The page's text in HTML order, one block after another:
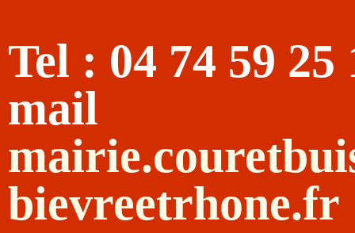
Tel : 04 74 59 25
mail
bievreetrhone.fr